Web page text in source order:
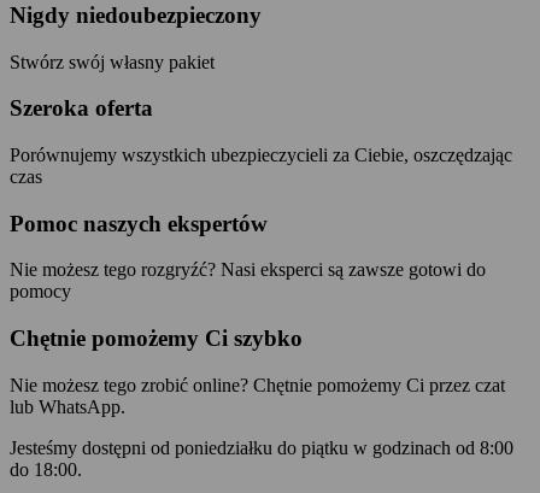
Nigdy niedoubezpieczony
Stwórz swój własny pakiet
Szeroka oferta
Porównujemy wszystkich ubezpieczycieli za Ciebie, oszczędzając
czas
Pomoc naszych ekspertów
Nie możesz tego rozgryźć? Nasi eksperci są zawsze gotowi do
pomocy
Chętnie pomożemy Ci szybko
Nie możesz tego zrobić online? Chętnie pomożemy Ci przez czat
lub WhatsApp.
Jesteśmy dostępni od poniedziałku do piątku w godzinach od 8:00
do 18:00.